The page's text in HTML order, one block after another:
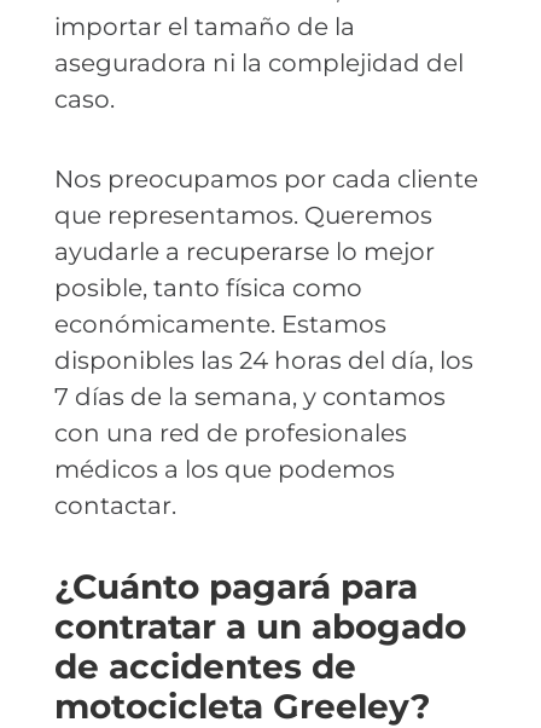
importar el tamaño de la
aseguradora ni la complejidad del
caso.
Nos preocupamos por cada cliente
que representamos. Queremos
ayudarle a recuperarse lo mejor
posible, tanto física como
económicamente. Estamos
disponibles las 24 horas del día, los
7 días de la semana, y contamos
con una red de profesionales
médicos a los que podemos
contactar.
¿Cuánto pagará para
contratar a un abogado
de accidentes de
motocicleta Greeley?